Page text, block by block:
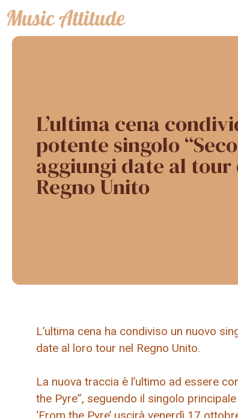
Vai
al
contenuto
L’ultima cena
potente singolo
aggiungi date al tour
Regno Unito
L’ultima cena ha condiviso un nuovo
date al loro tour nel Regno Unito.
La nuova traccia è l’ultimo ad essere
the Pyre”, seguendo il singolo